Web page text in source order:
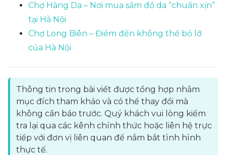
Chợ Hàng Da – Nơi mua sắm đồ da “chuẩn xịn”
tại Hà Nội
Chợ Long Biên – Điểm đến không thể bỏ lỡ
của Hà Nội
Thông tin trong bài viết được tổng hợp nhằm
mục đích tham khảo và có thể thay đổi mà
không cần báo trước. Quý khách vui lòng kiểm
tra lại qua các kênh chính thức hoặc liên hệ trực
tiếp với đơn vị liên quan để nắm bắt tình hình
thực tế.